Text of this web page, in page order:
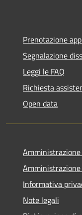
Prenotazione
Segnalazione
Leggi le FAQ
Richiesta
Open data
Informativa
Note legali